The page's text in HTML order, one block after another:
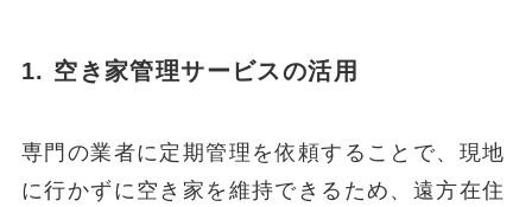
1. 空き家管理サービスの活用
専門の業者に定期管理を依頼することで、現地
に行かずに空き家を維持できるため、遠方在住